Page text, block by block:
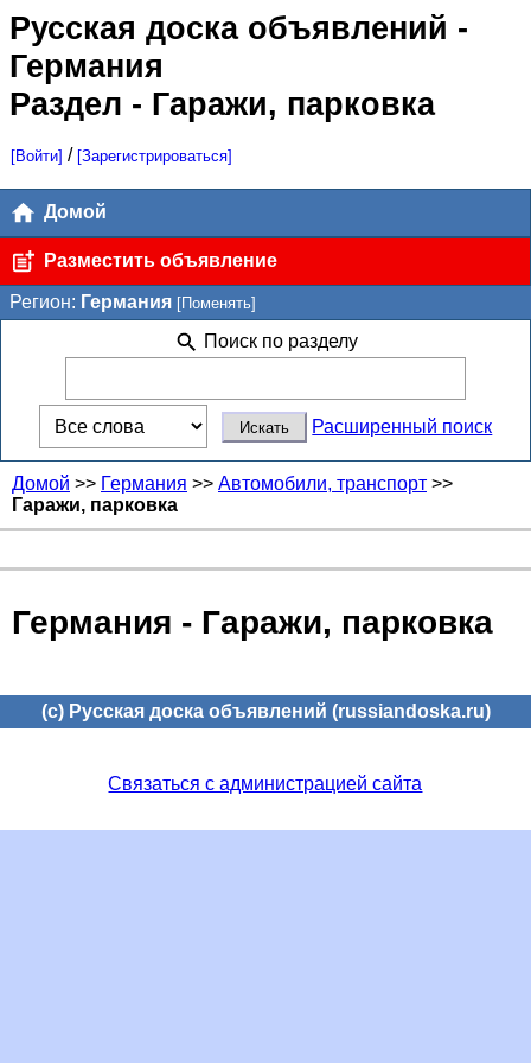
Русская доска объявлений -
Германия
Раздел - Гаражи, парковка
[Войти] / [Зарегистрироваться]
Домой
Разместить объявление
Регион: Германия [Поменять]
Поиск по разделу
Расширенный поиск
Домой >> Германия >> Автомобили, транспорт >>
Гаражи, парковка
Германия - Гаражи, парковка
(c) Русская доска объявлений (russiandoska.ru)
Связаться с администрацией сайта